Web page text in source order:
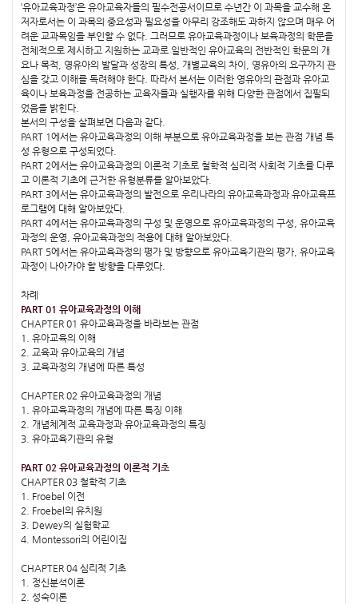
‘유아교육과정’은 유아교육자들의 필수전공서이므로 수년간 이 과목을 교수해 온
저자로서는 이 과목의 중요성과 필요성을 아무리 강조해도 과하지 않으며 매우 어
려운 교과목임을 부인할 수 없다. 그러므로 유아교육과정이나 보육과정의 학문을
전체적으로 제시하고 지원하는 교과로 일반적인 유아교육의 전반적인 학문의 개
요나 목적, 영유아의 발달과 성장의 특성, 개별교육의 차이, 영유아의 요구까지 관
심을 갖고 이해를 독려해야 한다. 따라서 본서는 이러한 영유아의 관점과 유아교
육이나 보육과정을 전공하는 교육자들과 실행자를 위해 다양한 관점에서 집필되
었음을 밝힌다.
본서의 구성을 살펴보면 다음과 같다.
PART 1에서는 유아교육과정의 이해 부분으로 유아교육과정을 보는 관점 개념 특
성 유형으로 구성되었다.
PART 2에서는 유아교육과정의 이론적 기초로 철학적 심리적 사회적 기초를 다루
고 이론적 기초에 근거한 유형분류를 알아보았다.
PART 3에서는 유아교육과정의 발전으로 우리나라의 유아교육과정과 유아교육프
로그램에 대해 알아보았다.
PART 4에서는 유아교육과정의 구성 및 운영으로 유아교육과정의 구성, 유아교육
과정의 운영, 유아교육과정의 적용에 대해 알아보았다.
PART 5에서는 유아교육과정의 평가 및 방향으로 유아교육기관의 평가, 유아교육
과정이 나아가야 할 방향을 다루었다.
차례
PART 01 유아교육과정의 이해
CHAPTER 01 유아교육과정을 바라보는 관점
1. 유아교육의 이해
2. 교육과 유아교육의 개념
3. 교육과정의 개념에 따른 특성
CHAPTER 02 유아교육과정의 개념
1. 유아교육과정의 개념에 따른 특징 이해
2. 개념체계적 교육과정과 유아교육과정의 특징
3. 유아교육기관의 유형
PART 02 유아교육과정의 이론적 기초
CHAPTER 03 철학적 기초
1. Froebel 이전
2. Froebel의 유치원
3. Dewey의 실험학교
4. Montessori의 어린이집
CHAPTER 04 심리적 기초
1. 정신분석이론
2. 성숙이론